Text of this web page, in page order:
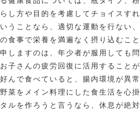
し方や目的を考慮してチョイスす
うことなら、適切な運動を行ない
食事で栄養を満遍なく摂り込むこ
しますのは、年少者が服用しても
子さんの疲労回復に活用することが
んで食べていると、腸内環境が異
菜をメイン料理にした食生活を心
ルを作ろうと言うなら、休息が絶